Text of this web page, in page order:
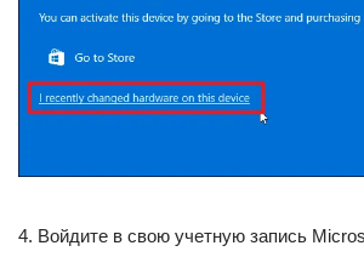
4. Войдите в свою учетную запись